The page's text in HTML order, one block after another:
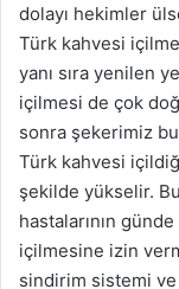
dolayı hekimler
Türk kahvesi
yanı sıra yenilen
içilmesi de çok
sonra şekerimiz
Türk kahvesi
şekilde yükselir.
hastalarının
içilmesine izin
sindirim sistemi ve